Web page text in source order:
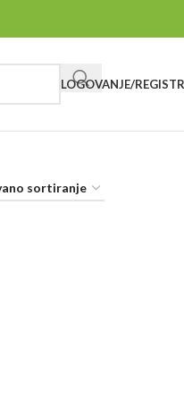
LOGOVANJE/